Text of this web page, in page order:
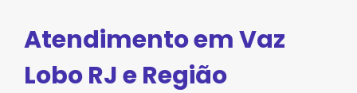
Atendimento em Vaz
Lobo RJ e Região